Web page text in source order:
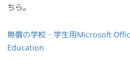
ちら。
無償の学校・学生用Microsoft
Education